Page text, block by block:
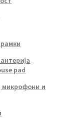
pad
микрофони и